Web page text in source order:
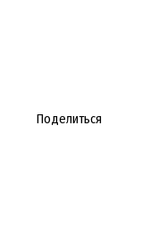
Поделиться